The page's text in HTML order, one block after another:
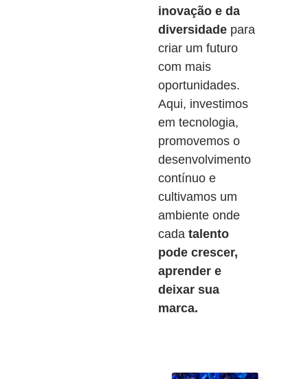
inovação e da
diversidadepara
criar um futuro
com mais
oportunidades.
Aqui, investimos
em tecnologia,
promovemos o
desenvolvimento
contínuo e
cultivamos um
ambiente onde
cada talento
pode crescer,
aprender e
deixar sua
marca.